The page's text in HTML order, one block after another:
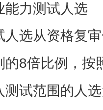
能力测试人选
选从资格复审
的8倍比例，按
测试范围的人